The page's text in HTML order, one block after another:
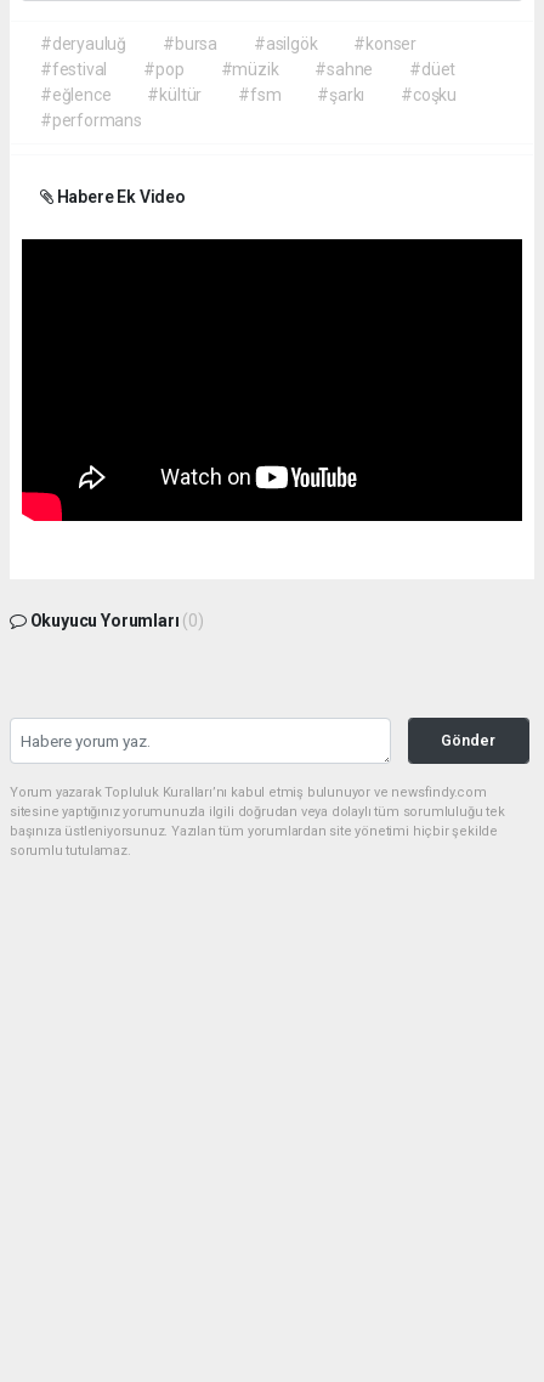
#deryauluğ #bursa #asilgök
#konser
#festival
#pop #müzik #sahne
#düet
#eğlence
#kültür #fsm #şarkı
#coşku
#performans
Habere Ek Video
Okuyucu Yorumları (0)
Gönder
Yorum yazarak Topluluk Kuralları’nı kabul etmiş bulunuyor ve newsfindy.com
sitesine yaptığınız yorumunuzla ilgili doğrudan veya dolaylı tüm sorumluluğu tek
başınıza üstleniyorsunuz. Yazılan tüm yorumlardan site yönetimi hiçbir şekilde
sorumlu tutulamaz.